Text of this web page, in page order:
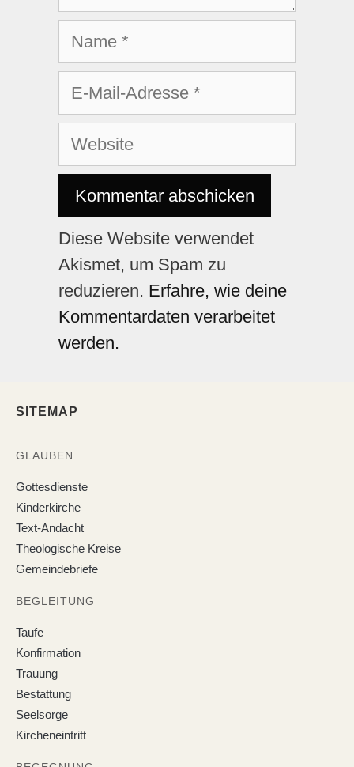
Diese Website verwendet
Akismet, um Spam zu
reduzieren. Erfahre, wie deine
Kommentardaten verarbeitet
werden.
SITEMAP
GLAUBEN
Gottesdienste
Kinderkirche
Text-Andacht
Theologische Kreise
Gemeindebriefe
BEGLEITUNG
Taufe
Konfirmation
Trauung
Bestattung
Seelsorge
Kircheneintritt